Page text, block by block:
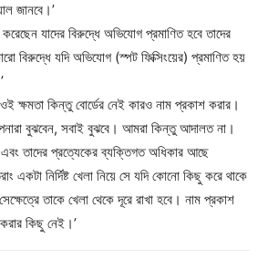
জানবে।’
যাদের বিরুদ্ধে অভিযোগ প্রমাণিত হবে তাদের
বিরুদ্ধে যদি অভিযোগ (স্পট ফিক্সিংয়ের) প্রমাণিত হয়
ক্ষমতা কিন্তু বোর্ডের নেই কারও নাম প্রকাশ করার।
বুঝবেন, সবাই বুঝবে। আমরা কিন্তু আদালত না।
তাদের প্রত্যেকের ব্যক্তিগত অধিকার আছে
একটা নির্দিষ্ট খেলা নিয়ে সে যদি কোনো কিছু করে থাকে
তাকে খেলা থেকে দূরে রাখা হবে। নাম প্রকাশ
কিছু নেই।’